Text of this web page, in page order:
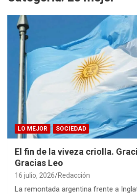
LO MEJOR SOCIEDAD
El fin de la viveza criolla.
Gracias Leo
16 julio, 2026 Redacción
La remontada argentina frente a